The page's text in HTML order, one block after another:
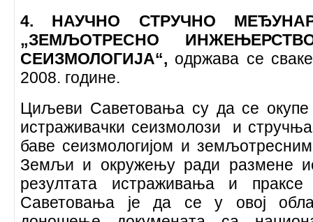
4. НАУЧНО СТРУЧНО
„ЗЕМЉОТРЕСНО
СЕИЗМОЛОГИЈА“, одржава се
2008. године.
Циљеви Саветовања су да се окупе
истраживачки сеизмолози и
баве сеизмологијом и
Земљи и окружењу ради размене
резултата истраживања и
Саветовања је да се у овој